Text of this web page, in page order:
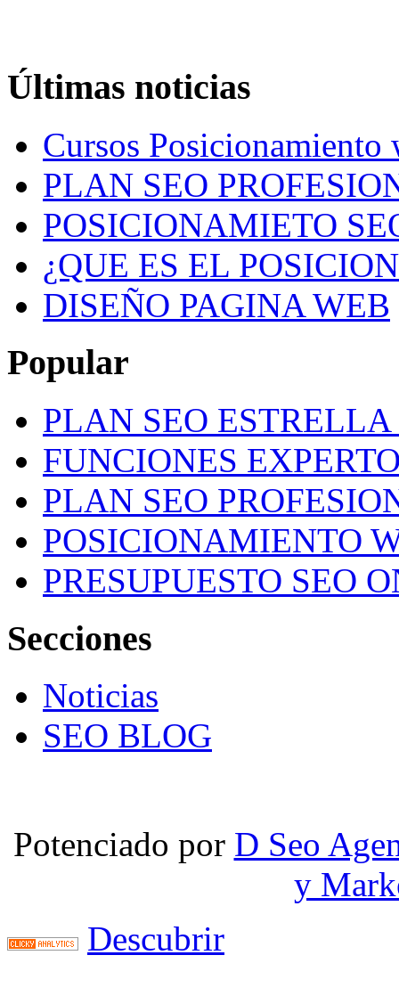
Últimas noticias
Cursos Posicionamiento
PLAN SEO
POSICIONAMIETO
¿QUE ES EL
DISEÑO PAGINA WEB
Popular
PLAN SEO
FUNCIONES
PLAN SEO
POSICIONAMIENTO
PRESUPUESTO SEO
Secciones
Noticias
SEO BLOG
Potenciado por D Seo
y
Descubrir